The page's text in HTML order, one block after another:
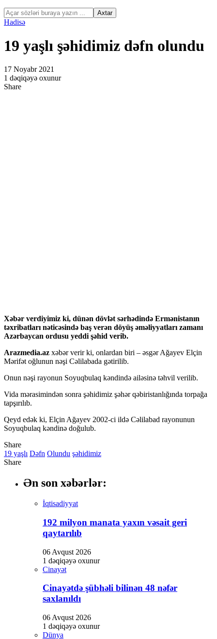
Hadisə
19 yaşlı şəhidimiz dəfn olundu
17 Noyabr 2021
1 dəqiqəyə oxunur
Share
Xəbər verdiyimiz ki, dünən dövlət sərhədində Ermənistanın
təxribatları nəticəsində baş verən döyüş əməliyyatları zamanı
Azərbaycan ordusu yeddi şəhid verib.
Arazmedia.az xəbər verir ki, onlardan biri – əsgər Ağayev Elçin
Mərifət oğlunun nəşi Cəlilabada gətirilib.
Onun nəşi rayonun Soyuqbulaq kəndində ailəsinə təhvil verilib.
Vida mərasimindən sonra şəhidimiz şəhər qəbiristanlığında torpağa
tapşırılıb.
Qeyd edək ki, Elçin Ağayev 2002-ci ildə Cəlilabad rayonunun
Soyuqbulaq kəndinə doğulub.
Share
19 yaşlı Dəfn Olundu şəhidimiz
Share
Ən son xəbərlər:
İqtisadiyyat
192 milyon manata yaxın vəsait geri
qaytarılıb
06 Avqust 2026
1 dəqiqəyə oxunur
Cinayət
Cinayətdə şübhəli bilinən 48 nəfər
saxlanıldı
06 Avqust 2026
1 dəqiqəyə oxunur
Dünya